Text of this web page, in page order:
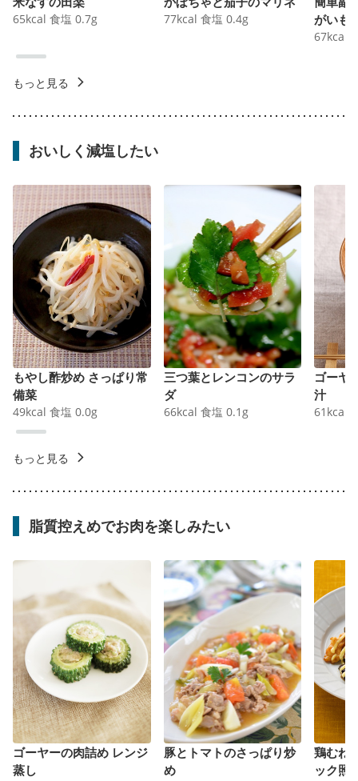
65kcal 食塩 0.7g 77kcal 食塩 0.4g
がいも
67kcal
もっと見る
おいしく減塩したい
もやし酢炒め さっぱり常
備菜
49kcal 食塩 0.0g
三つ葉とレンコンのサラ
ダ
66kcal 食塩 0.1 g
ゴーヤ
汁
61 kcal
もっと見る
脂質控えめでお肉を楽しみたい
ゴーヤーの肉詰め レンジ
蒸し
豚とトマトのさっぱり炒
め
鶏むね
ック照